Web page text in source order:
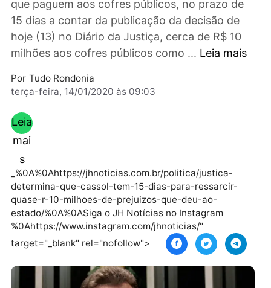
aos ex-governadores Ivo Cassol e João
que paguem aos cofres públicos, no prazo de
15 dias a contar da publicação da decisão de
milhões aos cofres públicos como ...
Por
terça-feira, 14/01/2020 às 09:03
Leia
mai
s
_%0A%0Ahttps://jhnoticias.com.br/politica/justica-
determina-que-cassol-tem-15-dias-para-ressarcir-
quase-r-10-milhoes-de-prejuizos-que-deu-ao-
%0Ahttps://www.instagram.com/jhnoticias/"